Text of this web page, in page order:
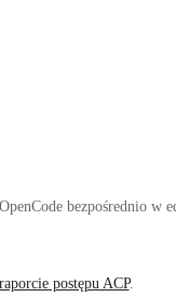
bezpośrednio w
raporcie postępu ACP.